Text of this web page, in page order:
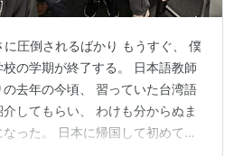
に圧倒されるばかり もうすぐ、 僕
の学期が終了する。 日本語教師
去年の今頃、 習っていた台湾語
してもらい、 わけも分からぬま
った。 日本に帰国して初めて働